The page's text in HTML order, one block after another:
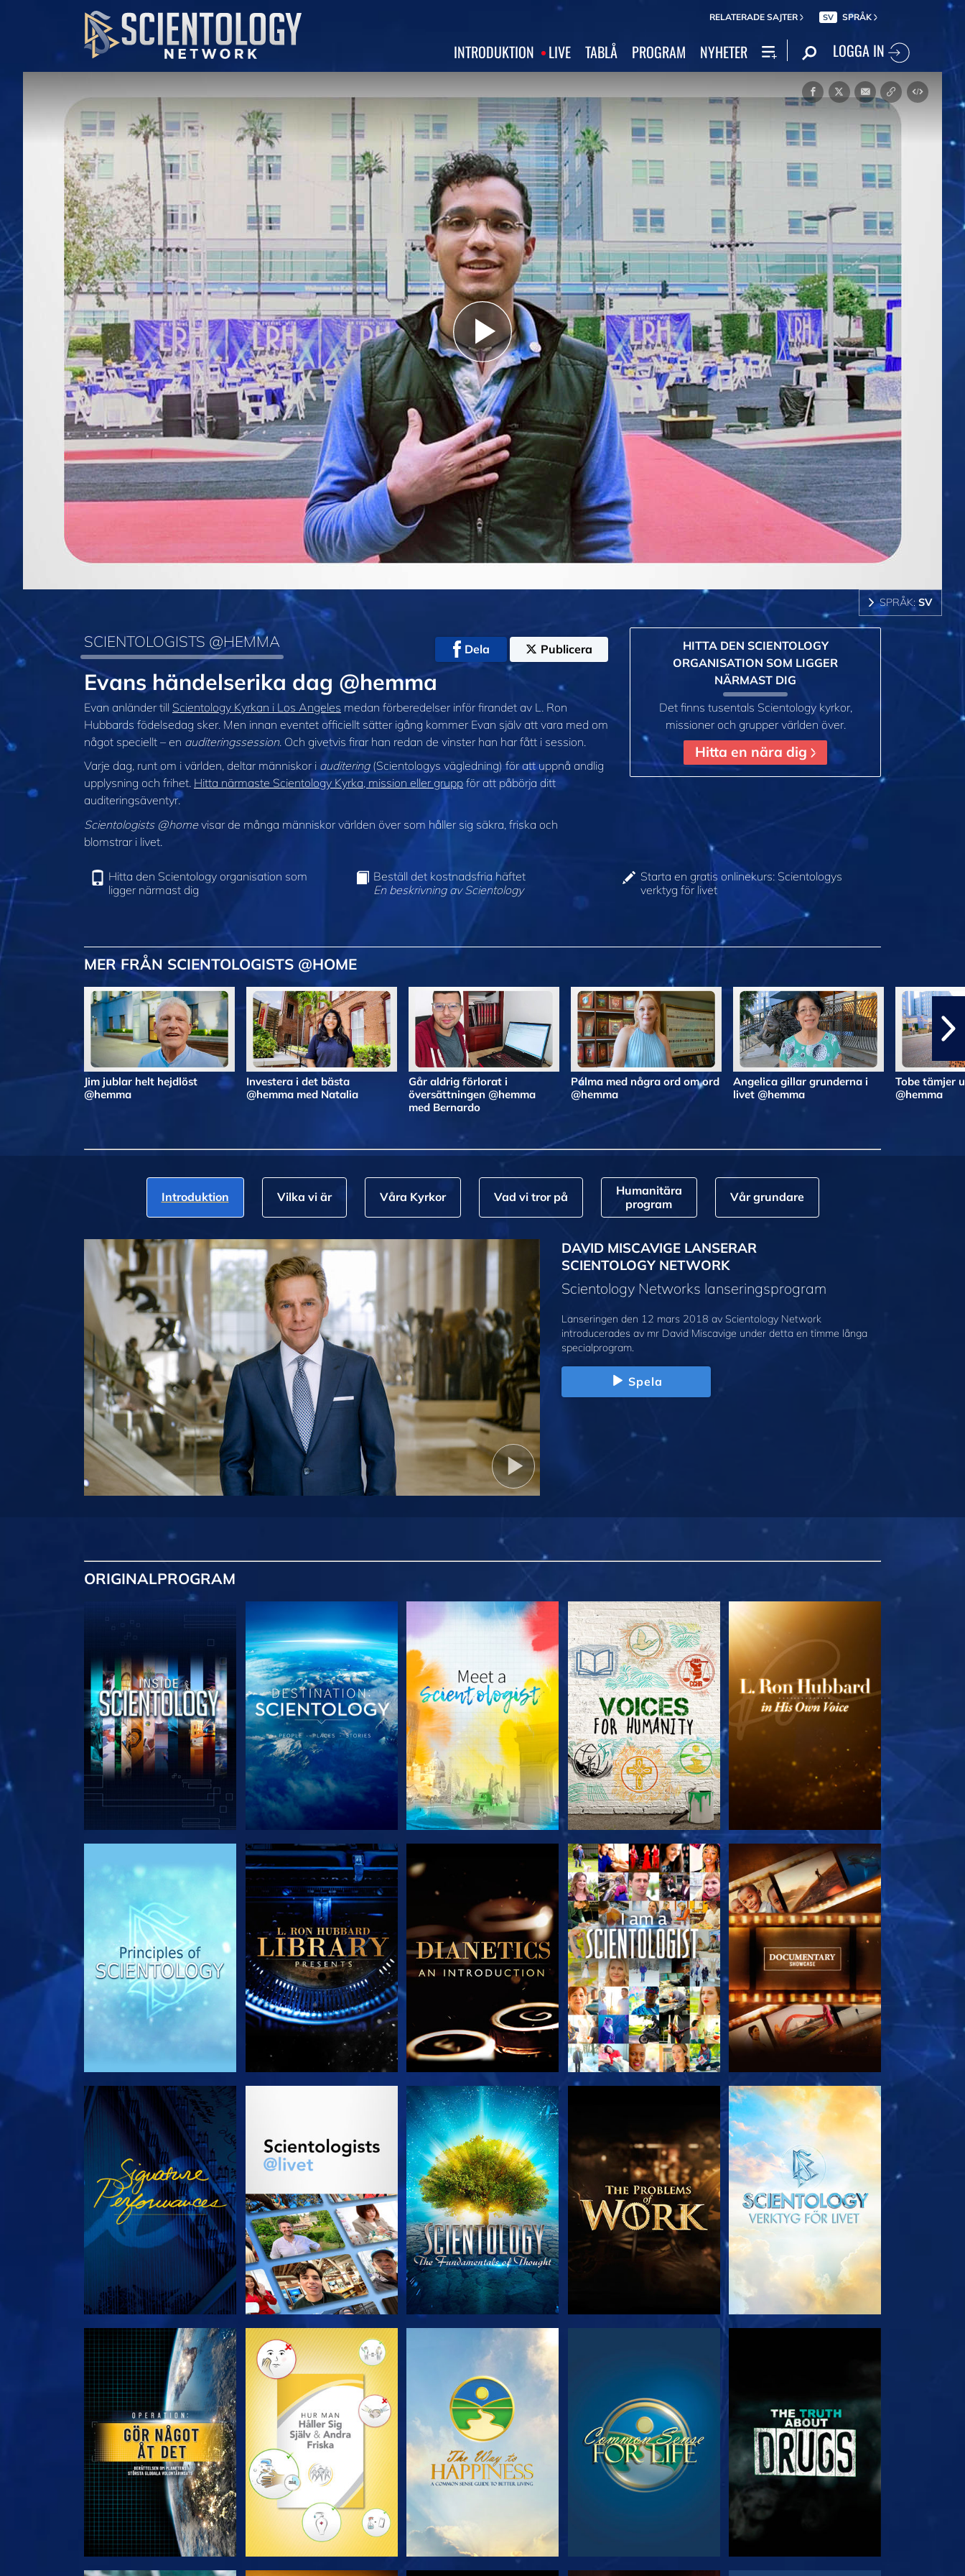
RELATERADE SAJTER SV SPRÅK
INTRODUKTION LIVE TABLÅ PROGRAM NYHETER LOGGA IN
Play
Video
SPRÅK: SV
SCIENTOLOGISTS @HEMMA Dela Publicera
Evans händelserika dag @hemma
Evan anländer till Scientology Kyrkan i Los Angeles medan förberedelser inför firandet av L. Ron
Hubbards födelsedag sker. Men innan eventet officiellt sätter igång kommer Evan själv att vara med om
något speciellt – en auditeringssession. Och givetvis firar han redan de vinster han har fått i session.
Varje dag, runt om i världen, deltar människor i auditering(Scientologys vägledning) för att uppnå andlig
upplysning och frihet. Hitta närmaste Scientology Kyrka, mission eller grupp för att påbörja ditt
auditeringsäventyr.
Scientologists @homevisar de många människor världen över som håller sig säkra, friska och
blomstrar i livet.
HITTA DEN SCIENTOLOGY
ORGANISATION SOM LIGGER
NÄRMAST DIG
Det finns tusentals Scientology kyrkor,
missioner och grupper världen över.
Hitta en nära dig
Hitta den Scientology organisation som
ligger närmast dig
Beställ det kostnadsfria häftet
En beskrivning av Scientology
Starta en gratis onlinekurs: Scientologys
verktyg för livet
MER FRÅN SCIENTOLOGISTS @HOME
Jim jublar helt hejdlöst
@hemma
Investera i det bästa
@hemma med Natalia
Går aldrig förlorat i
översättningen @hemma
med Bernardo
Pálma med några ord om ord
@hemma
Angelica gillar grunderna i
livet @hemma
Tobe tämjer
@hemma
Introduktion Vilka vi är Våra Kyrkor Vad vi tror på
Humanitära
program
Vår grundare
DAVID MISCAVIGE LANSERAR
SCIENTOLOGY NETWORK
Scientology Networks lanseringsprogram
Lanseringen den 12 mars 2018 av Scientology Network
introducerades av mr David Miscavige under detta en timme långa
specialprogram.
Spela
ORIGINALPROGRAM
UTFORSKA SERIEN UTFORSKA SERIEN UTFORSKA SERIEN UTFORSKA SERIEN UTFORSKA SERIEN
TITTA TITTA UTFORSKA SERIEN
UTFORSKA SERIEN UTFORSKA SERIEN